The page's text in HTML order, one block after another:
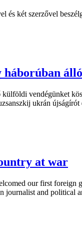
és két szerzővel
külföldi vendégünket
ukrán újságírót
at war
our first foreign
journalist and political